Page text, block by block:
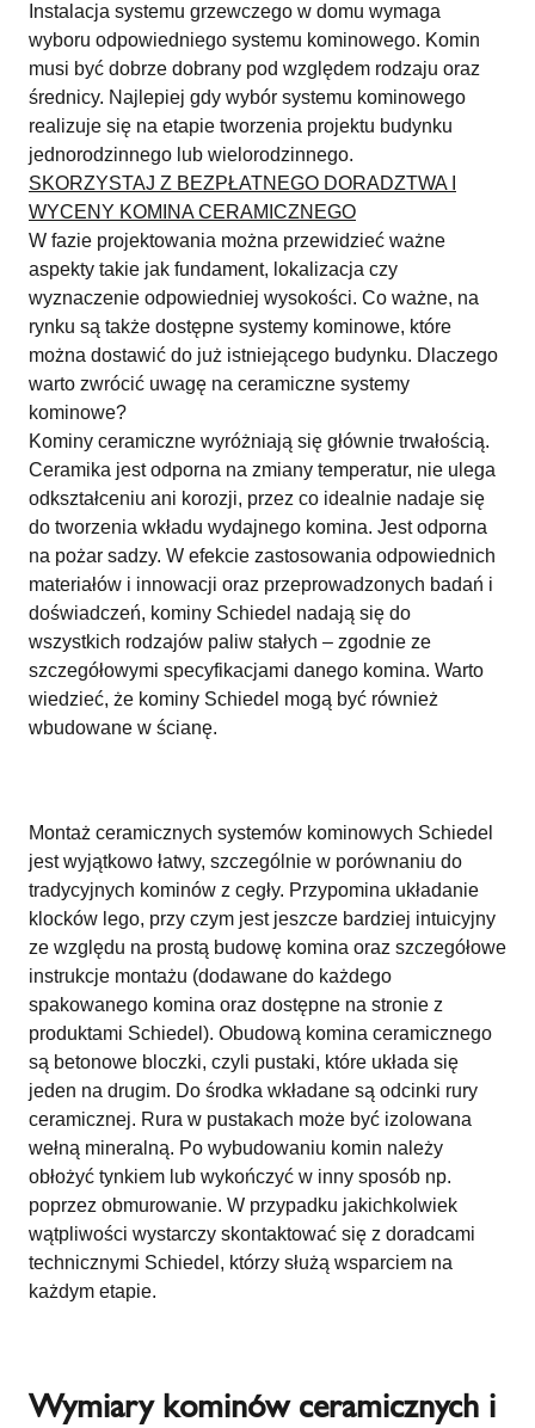
Instalacja systemu grzewczego w domu wymaga
wyboru odpowiedniego systemu kominowego. Komin
musi być dobrze dobrany pod względem rodzaju oraz
średnicy. Najlepiej gdy wybór systemu kominowego
realizuje się na etapie tworzenia projektu budynku
jednorodzinnego lub wielorodzinnego.
SKORZYSTAJ Z BEZPŁATNEGO DORADZTWA I
WYCENY KOMINA CERAMICZNEGO
W fazie projektowania można przewidzieć ważne
aspekty takie jak fundament, lokalizacja czy
wyznaczenie odpowiedniej wysokości. Co ważne, na
rynku są także dostępne systemy kominowe, które
można dostawić do już istniejącego budynku. Dlaczego
warto zwrócić uwagę na ceramiczne systemy
kominowe?
Kominy ceramiczne wyróżniają się głównie trwałością.
Ceramika jest odporna na zmiany temperatur, nie ulega
odkształceniu ani korozji, przez co idealnie nadaje się
do tworzenia wkładu wydajnego komina. Jest odporna
na pożar sadzy. W efekcie zastosowania odpowiednich
materiałów i innowacji oraz przeprowadzonych badań i
doświadczeń, kominy Schiedel nadają się do
wszystkich rodzajów paliw stałych – zgodnie ze
szczegółowymi specyfikacjami danego komina. Warto
wiedzieć, że kominy Schiedel mogą być również
wbudowane w ścianę.
Montaż ceramicznych systemów kominowych Schiedel
jest wyjątkowo łatwy, szczególnie w porównaniu do
tradycyjnych kominów z cegły. Przypomina układanie
klocków lego, przy czym jest jeszcze bardziej intuicyjny
ze względu na prostą budowę komina oraz szczegółowe
instrukcje montażu (dodawane do każdego
spakowanego komina oraz dostępne na stronie z
produktami Schiedel). Obudową komina ceramicznego
są betonowe bloczki, czyli pustaki, które układa się
jeden na drugim. Do środka wkładane są odcinki rury
ceramicznej. Rura w pustakach może być izolowana
wełną mineralną. Po wybudowaniu komin należy
obłożyć tynkiem lub wykończyć w inny sposób np.
poprzez obmurowanie. W przypadku jakichkolwiek
wątpliwości wystarczy skontaktować się z doradcami
technicznymi Schiedel, którzy służą wsparciem na
każdym etapie.
Wymiary kominów ceramicznych i